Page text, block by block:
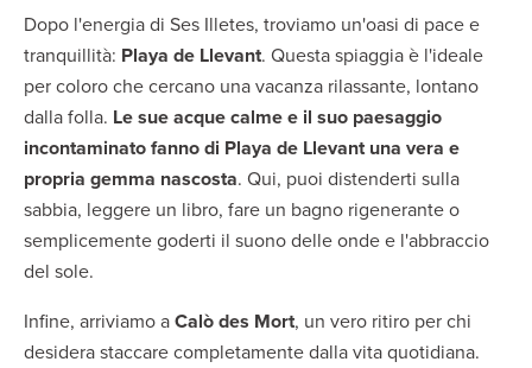
Dopo l'energia di Ses Illetes, troviamo un'oasi di pace e
tranquillità: Playa de Llevant. Questa spiaggia è l'ideale
per coloro che cercano una vacanza rilassante, lontano
dalla folla. Le sue acque calme e il suo paesaggio
incontaminato fanno di Playa de Llevant una vera e
propria gemma nascosta. Qui, puoi distenderti sulla
sabbia, leggere un libro, fare un bagno rigenerante o
semplicemente goderti il suono delle onde e l'abbraccio
del sole.
Infine, arriviamo aCalò des Mort, un vero ritiro per chi
desidera staccare completamente dalla vita quotidiana.